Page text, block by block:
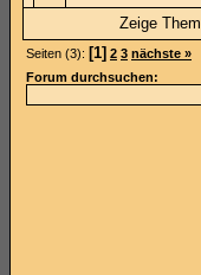
Zeige
Seiten (3): [1] 2 3 nächste »
Forum durchsuchen: